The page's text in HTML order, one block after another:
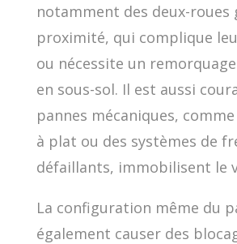
notamment des deux-roues
proximité, qui complique
ou nécessite un
en sous-sol. Il est aussi
pannes mécaniques,
à plat ou des systèmes de
défaillants, immobilisent le
La configuration même du
également causer des